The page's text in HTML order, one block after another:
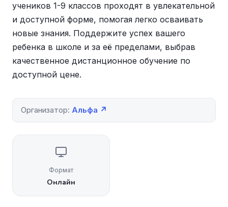
учеников 1-9 классов проходят в увлекательной
и доступной форме, помогая легко осваивать
новые знания. Поддержите успех вашего
ребенка в школе и за её пределами, выбрав
качественное дистанционное обучение по
доступной цене.
Организатор: Альфа ↗
Формат
Онлайн